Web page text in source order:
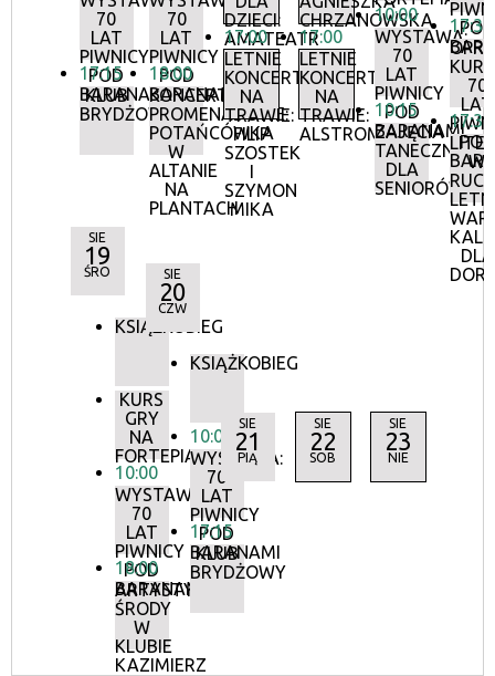
70
LAT
PIWNICY
POD
BARANAMI
17:15
KLUB
BRYDŻOWY
70
LAT
PIWNICY
POD
BARANAMI
18:00
KONCERTY
PROMENADOWE:
POTAŃCÓWKA
W
ALTANIE
NA
PLANTACH
DZIECI:
AMATEATR
17:00
LETNIE
KONCERTY
NA
TRAWIE:
FILIP
SZOSTEK
I
SZYMON
MIKA
CHRZANOWSKA
17:00
LETNIE
KONCERTY
NA
TRAWIE:
ALSTROMERIE
10:00
WYSTAWA:
70
LAT
PIWNICY
POD
BARANAMI
10:15
ZAJĘCIA
TANECZNE
DLA
SENIORÓW
POD
17:30
70
LAT
POD
17:30
W
DLA
SIE
19
ŚRO
KSIĄŻKOBIEG
KURS
GRY
NA
FORTEPIANIE
10:00
WYSTAWA:
70
LAT
PIWNICY
POD
BARANAMI
18:00
ARTYSTYCZNE
ŚRODY
W
KLUBIE
KAZIMIERZ
SIE
20
CZW
KSIĄŻKOBIEG
10:00
WYSTAWA:
70
LAT
PIWNICY
POD
BARANAMI
17:15
KLUB
BRYDŻOWY
SIE
21
PIĄ
SIE
22
SOB
SIE
23
NIE